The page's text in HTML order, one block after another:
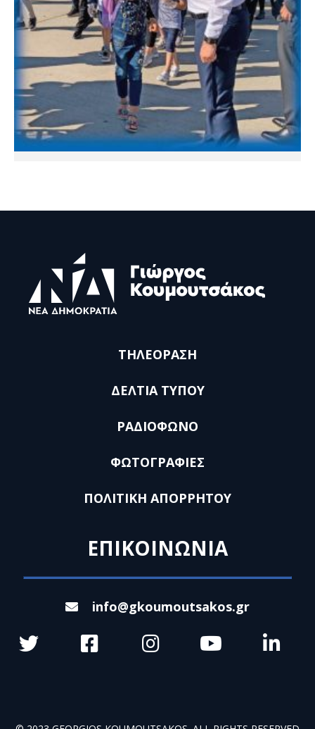
ΤΗΛΕΟΡΑΣΗ
ΔΕΛΤΙΑ ΤΥΠΟΥ
ΡΑΔΙΟΦΩΝΟ
ΦΩΤΟΓΡΑΦΙΕΣ
ΠΟΛΙΤΙΚΗ ΑΠΟΡΡΗΤΟΥ
ΕΠΙΚΟΙΝΩΝΙΑ
info@gkoumoutsakos.gr